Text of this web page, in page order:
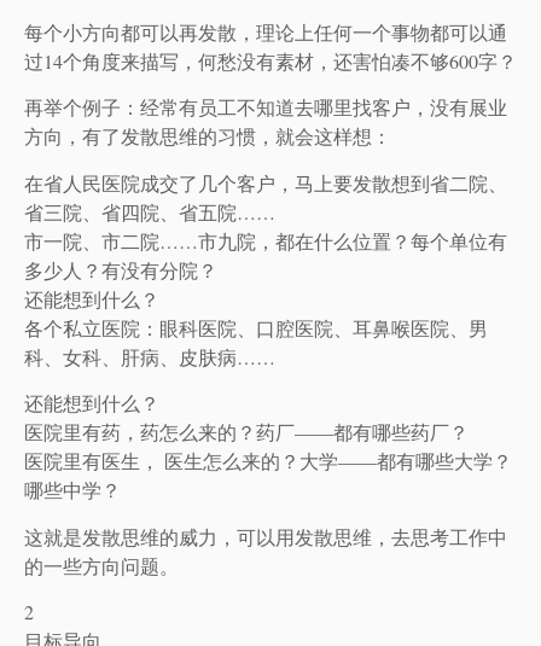
每个小方向都可以再发散，理论上任何一个事物都可以通
过14个角度来描写，何愁没有素材，还害怕凑不够600字？
再举个例子：经常有员工不知道去哪里找客户，没有展业
方向，有了发散思维的习惯，就会这样想：
在省人民医院成交了几个客户，马上要发散想到省二院、
省三院、省四院、省五院……
市一院、市二院……市九院，都在什么位置？每个单位有
多少人？有没有分院？
还能想到什么？
各个私立医院：眼科医院、口腔医院、耳鼻喉医院、男
科、女科、肝病、皮肤病……
还能想到什么？
医院里有药，药怎么来的？药厂——都有哪些药厂？
医院里有医生， 医生怎么来的？大学——都有哪些大学？
哪些中学？
这就是发散思维的威力，可以用发散思维，去思考工作中
的一些方向问题。
2
目标导向